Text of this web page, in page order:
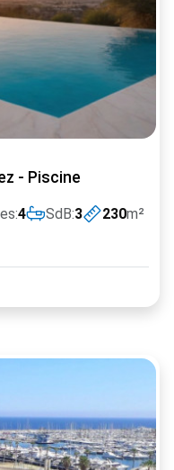
- Piscine
4 SdB:3 230m²